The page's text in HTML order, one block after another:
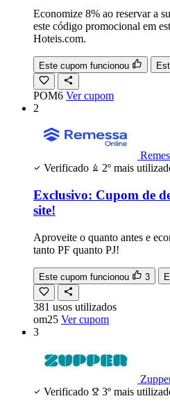
Economize 8% ao reservar a
este código promocional em
Hoteis.com.
Este cupom funcionou
POM6 Ver cupom
2
Verificado
2º mais
Exclusivo: Cupom de
site!
Aproveite o quanto antes e
tanto PF quanto PJ!
Este cupom funcionou 3
381 usos utilizados
om25 Ver cupom
3
Verificado
3º mais